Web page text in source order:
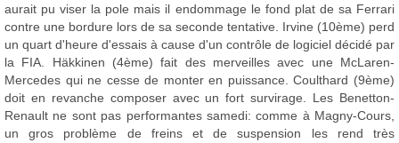
aurait pu viser la pole mais il endommage le fond plat de sa Ferrari
contre une bordure lors de sa seconde tentative. Irvine (10ème) perd
un quart d'heure d'essais à cause d'un contrôle de logiciel décidé par
la FIA. Häkkinen (4ème) fait des merveilles avec une McLaren-
Mercedes qui ne cesse de monter en puissance. Coulthard (9ème)
doit en revanche composer avec un fort survirage. Les Benetton-
Renault ne sont pas performantes samedi: comme à Magny-Cours,
un gros problème de freins et de suspension les rend très